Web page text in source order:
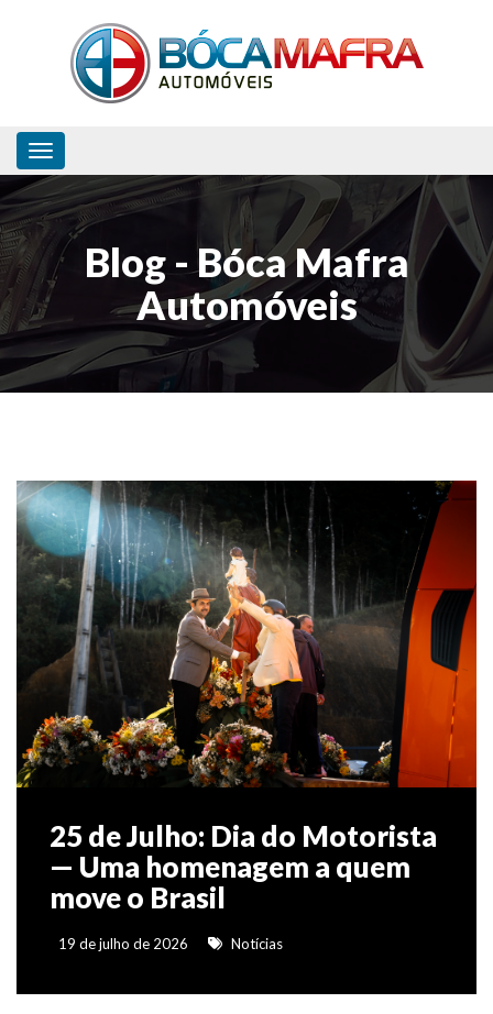
Toggle navigation
Blog - Bóca Mafra
Automóveis
25 de Julho: Dia do Motorista
— Uma homenagem a quem
move o Brasil
19 de julho de 2026 Notícias